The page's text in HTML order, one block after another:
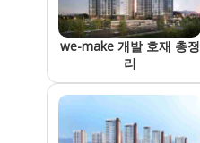
we-make 개발 호재 총정
리